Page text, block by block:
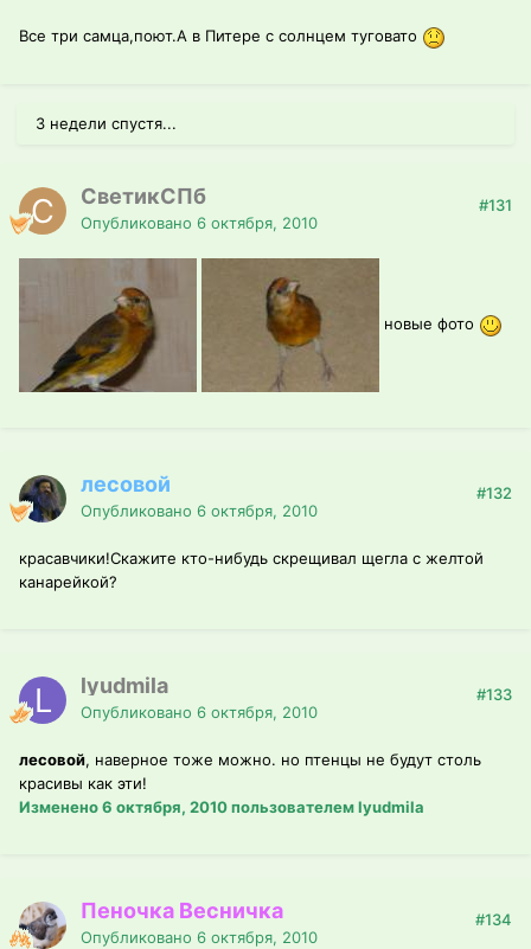
Все три самца,поют.А в Питере с солнцем туговато
3 недели спустя...
СветикСПб
Опубликовано 6 октября, 2010
#131
новые фото
лесовой
Опубликовано 6 октября, 2010
#132
красавчики!Скажите кто-нибудь скрещивал щегла с желтой
канарейкой?
lyudmila
Опубликовано 6 октября, 2010
#133
лесовой, наверное тоже можно. но птенцы не будут столь
красивы как эти!
Изменено6 октября, 2010пользователем lyudmila
Пеночка Весничка
Опубликовано 6 октября, 2010
#134